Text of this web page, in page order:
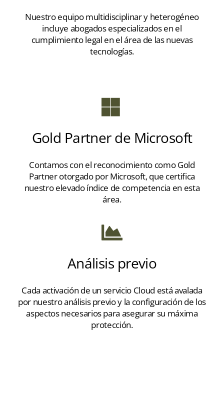
Nuestro equipo multidisciplinar y heterogéneo
incluye abogados especializados en el
cumplimiento legal en el área de las nuevas
tecnologías.
Gold Partner de Microsoft
Contamos con el reconocimiento como Gold
Partner otorgado por Microsoft, que certifica
nuestro elevado índice de competencia en esta
área.
Análisis previo
Cada activación de un servicio Cloud está avalada
por nuestro análisis previo y la configuración de los
aspectos necesarios para asegurar su máxima
protección.